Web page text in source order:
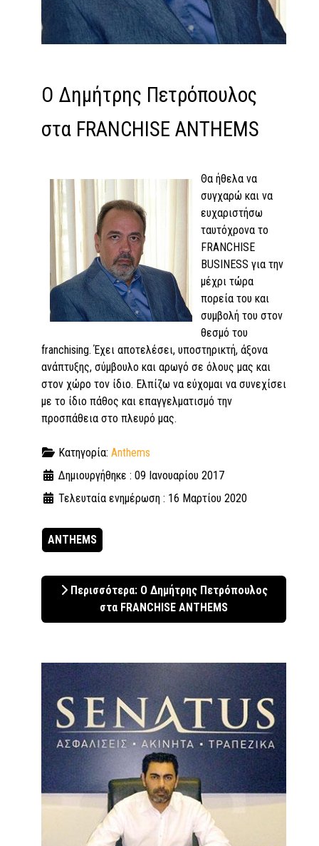
Ο Δημήτρης Πετρόπουλος
στα FRANCHISE ANTHEMS
Θα ήθελα να
συγχαρώ και να
ευχαριστήσω
ταυτόχρονα το
FRANCHISE
BUSINESS για την
μέχρι τώρα
πορεία του και
συμβολή του στον
θεσμό του
franchising. Έχει αποτελέσει, υποστηρικτή, άξονα
ανάπτυξης, σύμβουλο και αρωγό σε όλους μας και
στον χώρο τον ίδιο. Ελπίζω να εύχομαι να συνεχίσει
με το ίδιο πάθος και επαγγελματισμό την
προσπάθεια στο πλευρό μας.
Κατηγορία: Anthems
Δημιουργήθηκε : 09 Ιανουαρίου 2017
Τελευταία ενημέρωση : 16 Μαρτίου 2020
ANTHEMS
Περισσότερα: Ο Δημήτρης Πετρόπουλος
στα FRANCHISE ANTHEMS